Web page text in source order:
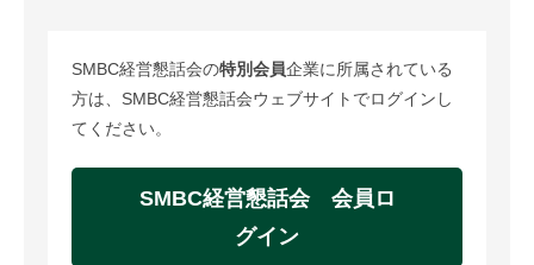
SMBC経営懇話会の特別会員企業に所属されている
方は、SMBC経営懇話会ウェブサイトでログインし
てください。
SMBC経営懇話会 会員ロ
グイン